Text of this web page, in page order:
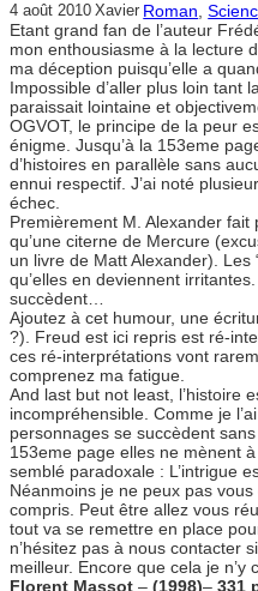
4 août 2010 Xavier Roman,
Etant grand fan de l’auteur
mon enthousiasme à la lecture
ma déception puisqu’elle a
Impossible d’aller plus loin tant
paraissait lointaine et
OGVOT, le principe de la peur
énigme. Jusqu’à la 153eme
d’histoires en parallèle sans
ennui respectif. J’ai noté
échec.
Premièrement M. Alexander fait
qu’une citerne de Mercure
un livre de Matt Alexander). Les
qu’elles en deviennent
succèdent…
Ajoutez à cet humour, une
?). Freud est ici repris est ré-
ces ré-interprétations vont
comprenez ma fatigue.
And last but not least, l’histoire
incompréhensible. Comme je
personnages se succèdent
153eme page elles ne mènent
semblé paradoxale : L’intrigue
Néanmoins je ne peux pas
compris. Peut être allez vous
tout va se remettre en place
n’hésitez pas à nous contacter
meilleur. Encore que cela je n’y
Florent Massot – (1998)– 331